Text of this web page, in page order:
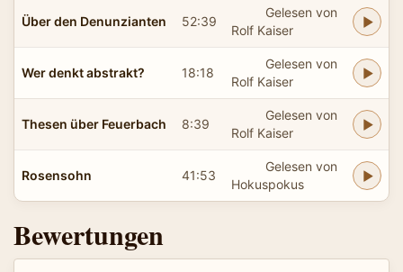
Über den Denunzianten 52:39
Gelesen von
Rolf Kaiser
Wer denkt abstrakt? 18:18
Gelesen von
Rolf Kaiser
Thesen über Feuerbach 8:39
Gelesen von
Rolf Kaiser
Rosensohn 41:53
Gelesen von
Hokuspokus
Bewertungen